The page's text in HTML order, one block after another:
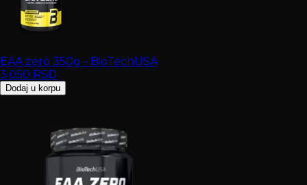
EAA zero 350g - BioTechUSA
3.050 RSD
Dodaj u korpu